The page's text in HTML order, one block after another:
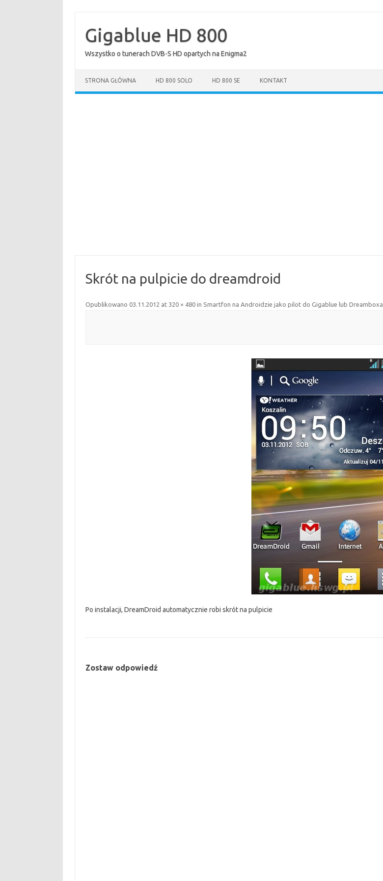
treściGigablue HD 800
Wszystko o tunerach DVB-S HD opartych na Enigma2
STRONA GŁÓWNA HD 800 SOLO HD 800 SE KONTAKT
Skrót na pulpicie do dreamdroid
Opublikowano 03.11.2012 at 320 × 480in Smartfon na Androidzie jako pilot do Gigablue lub Dreamboxa
Po instalacji, DreamDroid automatycznie robi skrót na pulpicie
Zostaw odpowiedź